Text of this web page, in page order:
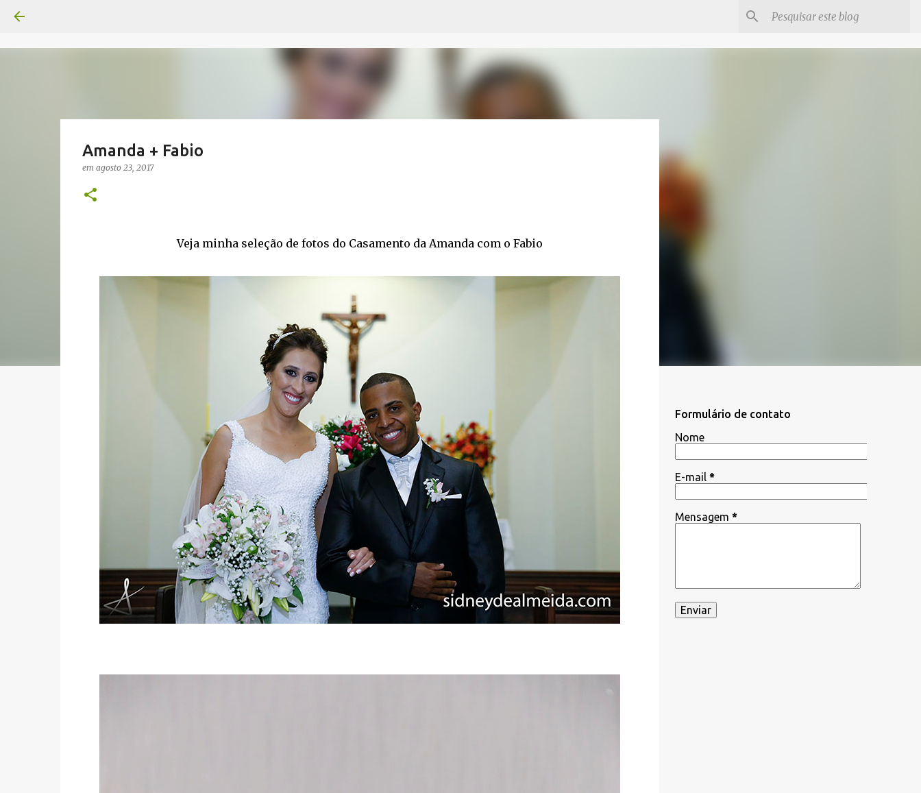
Amanda + Fabio
em agosto 23, 2017
Veja minha seleção de fotos do Casamento da Amanda com o Fabio
Formulário de contato
Nome
E-mail *
Mensagem *